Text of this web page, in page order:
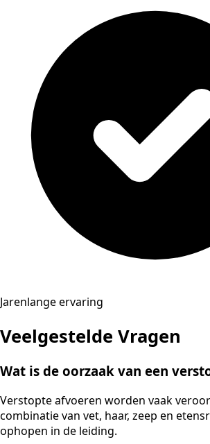
Jarenlange ervaring
Veelgestelde Vragen
Wat is de oorzaak van een
Verstopte afvoeren worden vaak
combinatie van vet, haar, zeep en
ophopen in de leiding.